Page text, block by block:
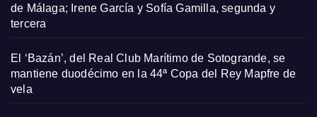
de Málaga; Irene García y Sofía Gamilla, segunda y
tercera
El ‘Bazán’, del Real Club Marítimo de Sotogrande, se
mantiene duodécimo en la 44ª Copa del Rey Mapfre de
vela